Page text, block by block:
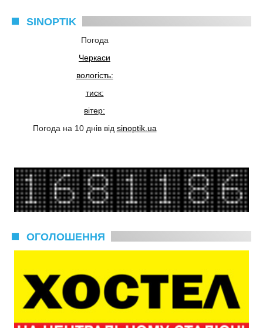
SINOPTIK
Погода
Черкаси
вологість:
тиск:
вітер:
Погода на 10 днів від sinoptik.ua
ОГОЛОШЕННЯ